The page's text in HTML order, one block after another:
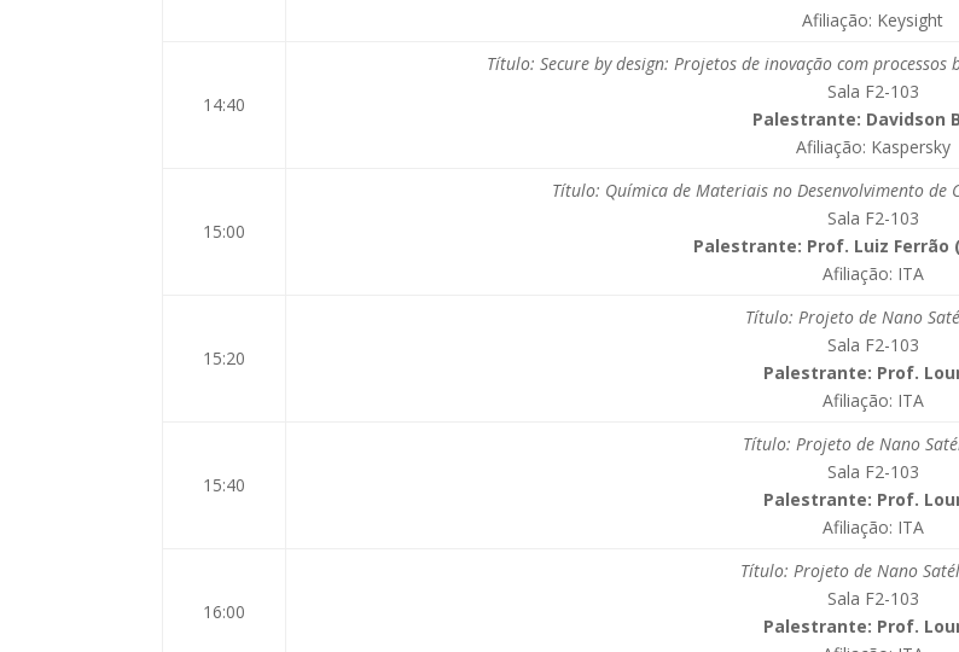
Afiliação: Keysight
14:40
Título: Secure by design: Projetos de inovação com
Sala F2-103
Palestrante: Davidson
Afiliação: Kaspersky
15:00
Título: Química de Materiais no Desenvolvimento de
Sala F2-103
Palestrante: Prof. Luiz Ferrão
Afiliação: ITA
15:20
Título: Projeto de Nano
Sala F2-103
Palestrante: Prof.
Afiliação: ITA
15:40
Título: Projeto de Nano
Sala F2-103
Palestrante: Prof.
Afiliação: ITA
16:00
Título: Projeto de Nano
Sala F2-103
Palestrante: Prof.